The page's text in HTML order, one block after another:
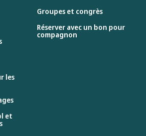
Groupes et congrès
Réserver avec un bon pour
compagnon
les
et